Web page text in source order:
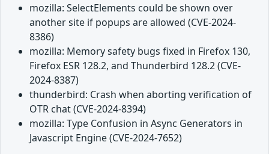
mozilla: SelectElements could be shown over
another site if popups are allowed (CVE-2024-
8386)
mozilla: Memory safety bugs fixed in Firefox 130,
Firefox ESR 128.2, and Thunderbird 128.2 (CVE-
2024-8387)
thunderbird: Crash when aborting verification of
OTR chat (CVE-2024-8394)
mozilla: Type Confusion in Async Generators in
Javascript Engine (CVE-2024-7652)